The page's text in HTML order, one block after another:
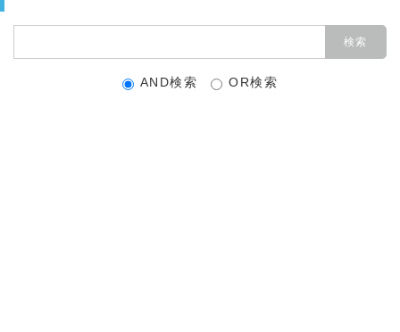
AND検索 OR検索